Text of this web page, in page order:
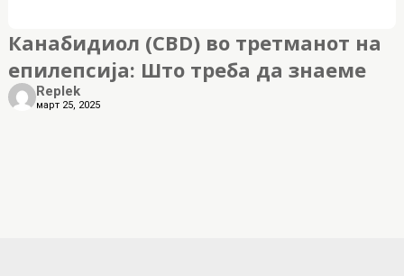
Канабидиол (CBD) во третманот на
епилепсија: Што треба да знаеме
Replek
март 25, 2025